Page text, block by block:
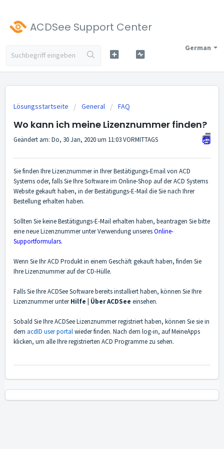
ACDSee Support Center
German
Lösungsstartseite General FAQ
Wo kann ich meine Lizenznummer finden?
Geändert am: Do, 30 Jan, 2020 um 11:03 VORMITTAGS
Sie finden Ihre Lizenznummer in Ihrer Bestätigungs-Email von ACD
Systems oder, falls Sie Ihre Software im Online-Shop auf der ACD Systems
Website gekauft haben, in der Bestätigungs-E-Mail die Sie nach Ihrer
Bestellung erhalten haben.
Sollten Sie keine Bestätigungs-E-Mail erhalten haben, beantragen Sie bitte
eine neue Lizenznummer unter Verwendung unseresOnline-
Supportformulars.
Wenn Sie Ihr ACD Produkt in einem Geschäft gekauft haben, finden Sie
Ihre Lizenznummer auf der CD-Hülle.
Falls Sie Ihre ACDSee Software bereits installiert haben, können Sie Ihre
Lizenznummer unterHilfe | Über ACDSee einsehen.
Sobald Sie Ihre ACDSee Lizenznummer registriert haben, können Sie sie in
dem acdID user portalwieder finden. Nach dem log-in, auf MeineApps
klicken, um alle Ihre registrierten ACD Programme zu sehen.